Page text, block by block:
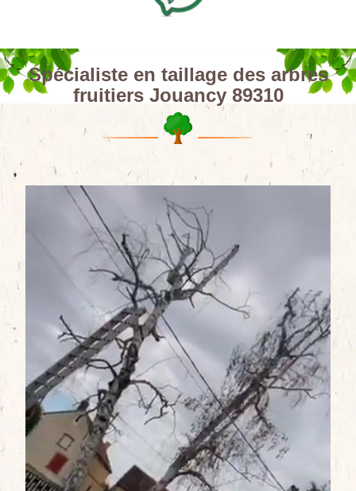
Spécialiste en taillage des arbres
fruitiers Jouancy 89310